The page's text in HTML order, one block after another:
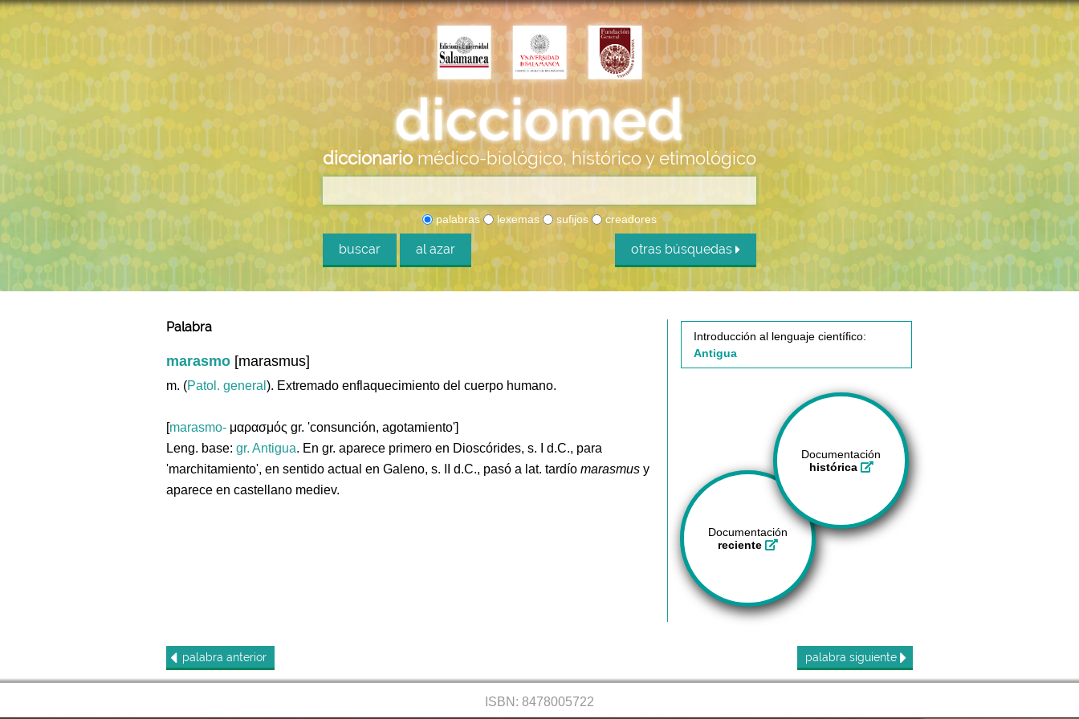
diccionario médico-biológico, histórico y etimológico
palabras lexemas sufijos creadores
buscar al azar otras búsquedas
Palabra
marasmo [marasmus]
m. (Patol. general ). Extremado enflaquecimiento del cuerpo humano.
[marasmo- μαρασμός gr. 'consunción, agotamiento']
Leng. base: gr. Antigua. En gr. aparece primero en Dioscórides, s. I d.C., para
'marchitamiento', en sentido actual en Galeno, s. II d.C., pasó a lat. tardío marasmus y
aparece en castellano mediev.
Introducción al lenguaje científico:
Antigua
Documentación
histórica
Documentación
reciente
palabra anterior palabra siguiente
ISBN: 8478005722